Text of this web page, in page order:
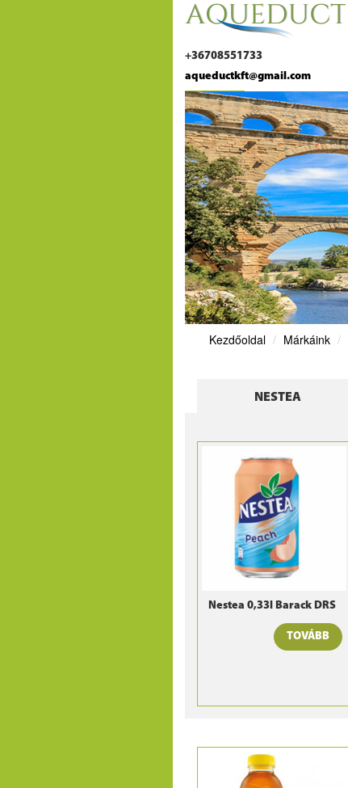
+36708551733
aqueductkft@gmail.com
Kezdőoldal Márkáink
NESTEA
Nestea 0,33l Barack DRS
TOVÁBB